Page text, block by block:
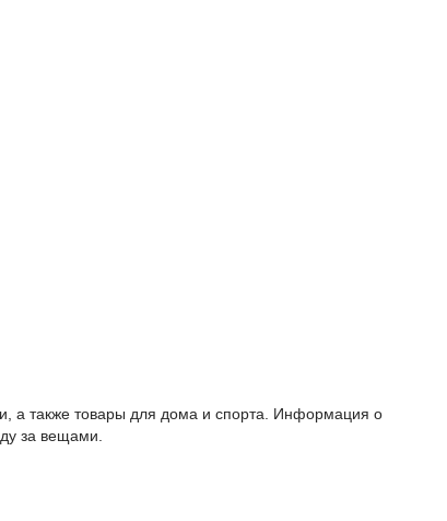
а также товары для дома и спорта. Информация о
за вещами.